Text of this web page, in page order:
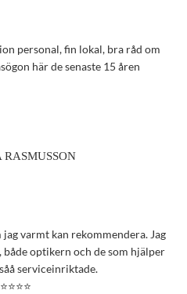
personal, fin lokal, bra råd om
här de senaste 15 åren
RASMUSSON
varmt kan rekommendera. Jag
både optikern och de som hjälper
serviceinriktade.